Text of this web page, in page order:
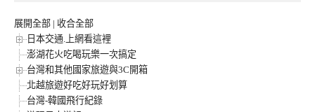
展開全部 | 收合全部
日本交通.上網看這裡
澎湖花火吃喝玩樂一次搞定
台灣和其他國家旅遊與3C開箱
北越旅遊好吃好玩好划算
台灣-韓國飛行紀錄